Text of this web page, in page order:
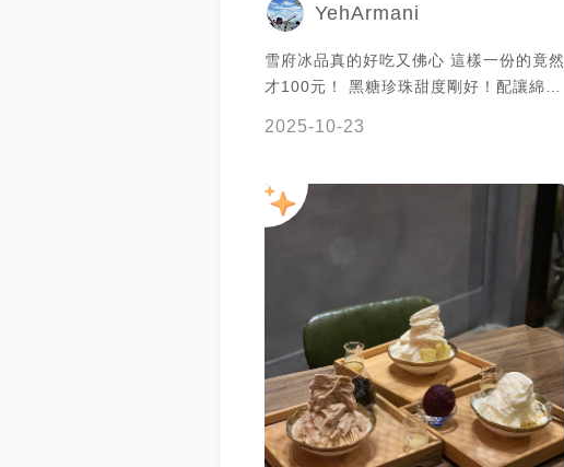
YehArmani
雪府冰品真的好吃又佛心 這樣一份的竟然
才100元！ 黑糖珍珠甜度剛好！配讓綿密
2025-10-23